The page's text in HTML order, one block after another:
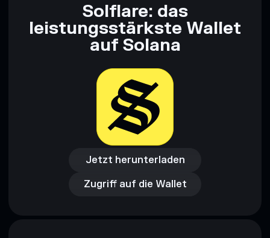
Solflare: das
leistungsstärkste Wallet
auf Solana
Jetzt herunterladen
Jetzt herunterladen
Zugriff auf die Wallet
Zugriff auf die Wallet